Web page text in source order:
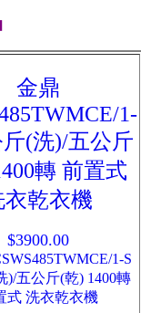
金鼎
1-
斤(洗)/五公斤
轉 前置式
衣乾衣機
$3900.00